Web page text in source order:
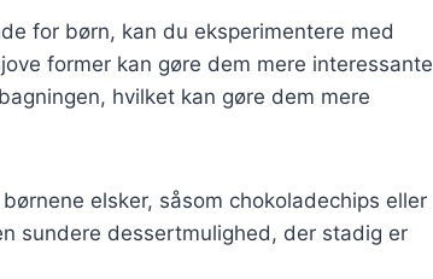
for børn, kan du eksperimentere med
former kan gøre dem mere interessante
hvilket kan gøre dem mere
elsker, såsom chokoladechips eller
sundere dessertmulighed, der stadig er